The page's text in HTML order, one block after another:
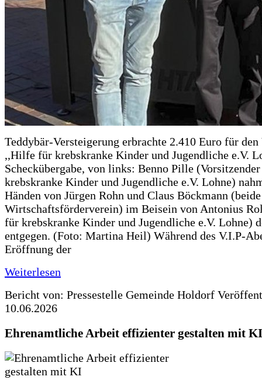
Teddybär-Versteigerung erbrachte 2.410 Euro für den
,,Hilfe für krebskranke Kinder und Jugendliche e.V.
Scheckübergabe, von links: Benno Pille
krebskranke Kinder und Jugendliche e.V. Lohne)
Händen von Jürgen Rohn und Claus Böckmann
Wirtschaftsförderverein) im Beisein von Antonius
für krebskranke Kinder und Jugendliche e.V. Lohne)
entgegen. (Foto: Martina Heil) Während des V.I.P-
Eröffnung der
Weiterlesen
Bericht von: Pressestelle Gemeinde Holdorf
10.06.2026
Ehrenamtliche Arbeit effizienter gestalten mit KI